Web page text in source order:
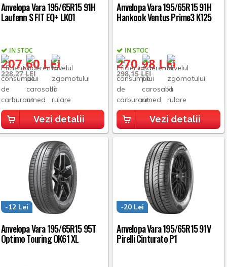
Anvelopa Vara 195/65R15 91H
Laufenn S FIT EQ+ LK01
IN STOC
207,60 LEI
228,27 LEI
Vezi detalii
Anvelopa Vara 195/65R15 91H
Hankook Ventus Prime3 K125
IN STOC
270,98 LEI
298,15 LEI
Vezi detalii
Anvelopa Vara 195/65R15 95T
Optimo Touring OK61 XL
-12 Lei
Anvelopa Vara 195/65R15 91V
Pirelli Cinturato P1
-20 Lei